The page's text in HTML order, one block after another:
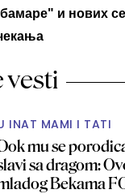
и нових
vesti
INAT MAMI I TATI
mu se
sa dragom:
Bekama